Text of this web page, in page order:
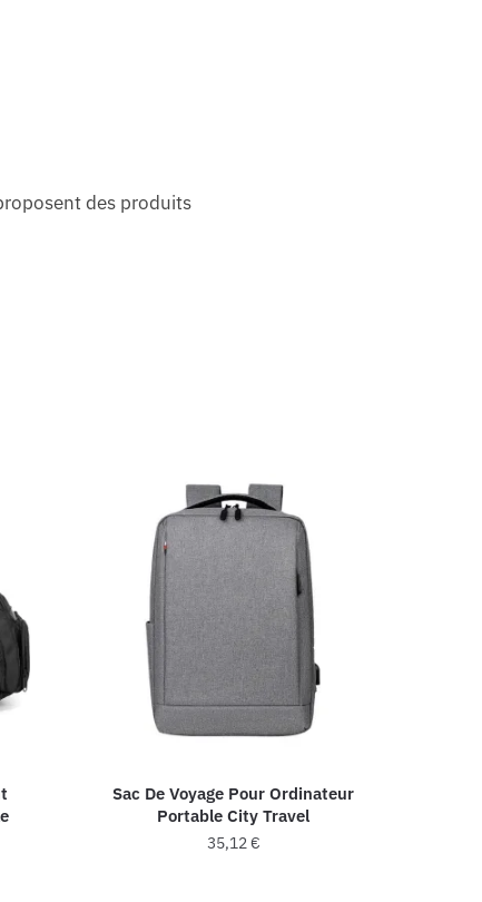
des produits
Sac De Voyage Pour Ordinateur
Portable City Travel
35,12€